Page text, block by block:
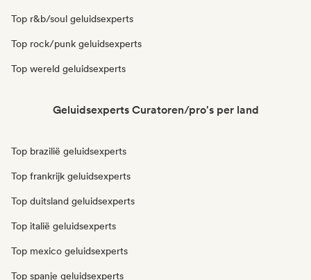
Top r&b/soul geluidsexperts
Top rock/punk geluidsexperts
Top wereld geluidsexperts
Geluidsexperts Curatoren/pro's per land
Top brazilië geluidsexperts
Top frankrijk geluidsexperts
Top duitsland geluidsexperts
Top italië geluidsexperts
Top mexico geluidsexperts
Top spanje geluidsexperts